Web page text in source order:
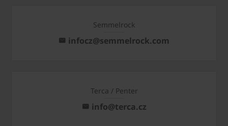
Semmelrock
infocz@semmelrock.com
Terca / Penter
info@terca.cz